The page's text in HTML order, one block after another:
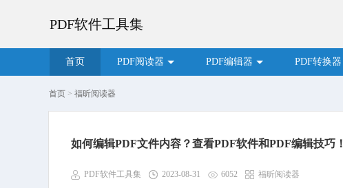
PDF软件工具集
首页 PDF阅读器 PDF编辑器 PDF转换器
首页> 福昕阅读器
如何编辑PDF文件内容？查看PDF软件和PDF编辑技巧！
PDF软件工具集 2023-08-31 6052 福昕阅读器